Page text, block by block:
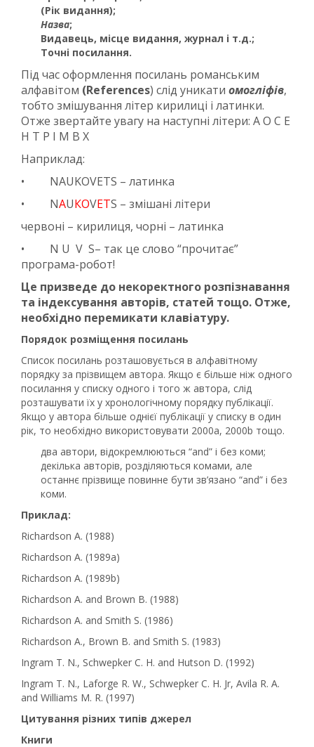
(Рік видання);
Назва;
Видавець, місце видання, журнал і т.д.;
Точні посилання.
Під час оформлення посилань романським
алфавітом (References) слід уникати омогліфів,
тобто змішування літер кирилиці і латинки.
Отже звертайте увагу на наступні літери: А О С Е
Н Т Р І М В Х
Наприклад:
• NAUKOVETS – латинка
• NАUКОVЕТS – змішані літери
червоні – кирилиця, чорні – латинка
• N U V S– так це слово “прочитає”
програма-робот!
Це призведе до некоректного розпізнавання
та індексування авторів, статей тощо. Отже,
необхідно перемикати клавіатуру.
Порядок розміщення посилань
Список посилань розташовується в алфавітному
порядку за прізвищем автора. Якщо є більше ніж одного
посилання у списку одного і того ж автора, слід
розташувати їх у хронологічному порядку публікації.
Якщо у автора більше однієї публікації у списку в один
рік, то необхідно використовувати 2000a, 2000b тощо.
два автори, відокремлюються “and” і без коми;
декілька авторів, розділяються комами, але
останнє прізвище повинне бути зв’язано “and” і без
коми.
Приклад:
Richardson A. (1988)
Richardson A. (1989a)
Richardson A. (1989b)
Richardson A. and Brown B. (1988)
Richardson A. and Smith S. (1986)
Richardson A., Brown B. and Smith S. (1983)
Ingram T. N., Schwepker C. H. and Hutson D. (1992)
Ingram T. N., Laforge R. W., Schwepker C. H. Jr, Avila R. A.
and Williams M. R. (1997)
Цитування різних типів джерел
Книги